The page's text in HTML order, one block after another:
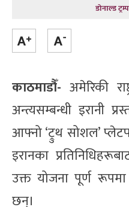
डोनाल्ड
काठमाडौँ- अमेरिकी
अन्त्यसम्बन्धी इरानी
आफ्नो ‘ट्रुथ सोशल’
इरानका
उक्त योजना पूर्ण
छन्।